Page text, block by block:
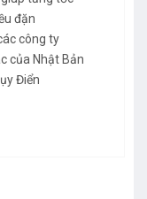
đặn
công ty
của Nhật Bản
Điển